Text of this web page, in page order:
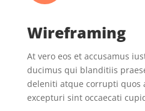
Wireframing
At vero eos et accusamus
ducimus qui blanditiis
deleniti atque corrupti quos
excepturi sint occaecati